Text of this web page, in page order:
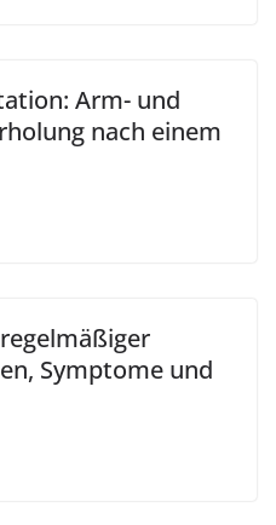
Arm- und
nach einem
Symptome und